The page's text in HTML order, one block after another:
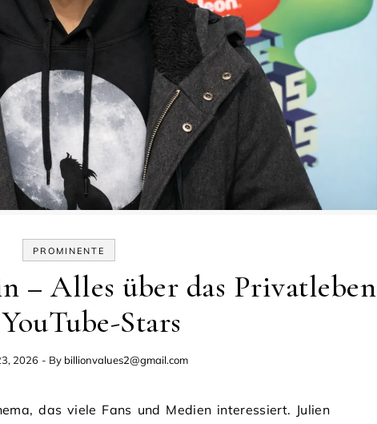
PROMINENTE
– Alles über das Privatleben
Stars
2026 - By billionvalues2@gmail.com
das viele Fans und Medien interessiert. Julien